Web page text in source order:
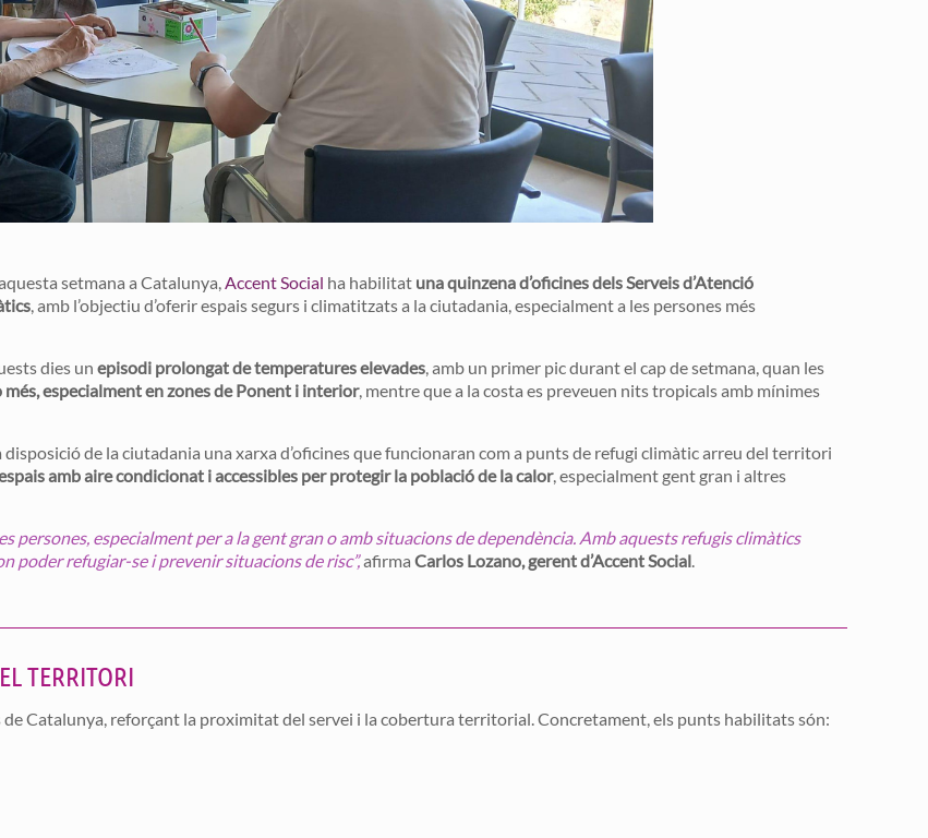
setmana a Catalunya,Accent Social ha habilitat una quinzena d’oficines dels Serveis d’Atenció
, amb l’objectiu d’oferir espais segurs i climatitzats a la ciutadania, especialment a les persones més
dies unepisodi prolongat de temperatures elevades, amb un primer pic durant el cap de setmana, quan les
més, especialment en zones de Ponent i interior, mentre que a la costa es preveuen nits tropicals amb mínimes
de la ciutadania una xarxa d’oficines que funcionaran com a punts de refugi climàtic arreu del territori
amb aire condicionat i accessibles per protegir la població de la calor, especialment gent gran i altres
persones, especialment per a la gent gran o amb situacions de dependència. Amb aquests refugis climàtics
poder refugiar-se i prevenir situacions de risc”,afirmaCarlos Lozano, gerent d’Accent Social.
TERRITORI
Catalunya, reforçant la proximitat del servei i la cobertura territorial. Concretament, els punts habilitats són: